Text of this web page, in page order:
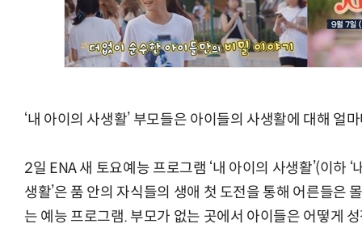
‘내 아이의 사생활’ 부모들은 아이들의 사생활에 대해 얼
2일 ENA 새 토요예능 프로그램 ‘내 아이의 사생활’(이하 ‘
생활’은 품 안의 자식들의 생애 첫 도전을 통해 어른들은
는 예능 프로그램. 부모가 없는 곳에서 아이들은 어떻게